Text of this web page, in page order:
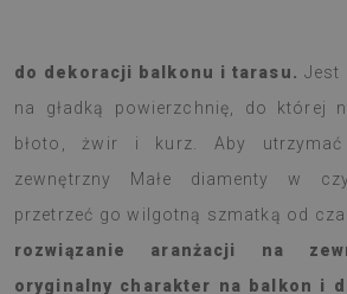
do dekoracji balkonu i tarasu. Jest
na gładką powierzchnię, do której
błoto, żwir i kurz. Aby
zewnętrzny Małe diamenty w
przetrzeć go wilgotną szmatką od
rozwiązanie aranżacji na
oryginalny charakter na balkon i